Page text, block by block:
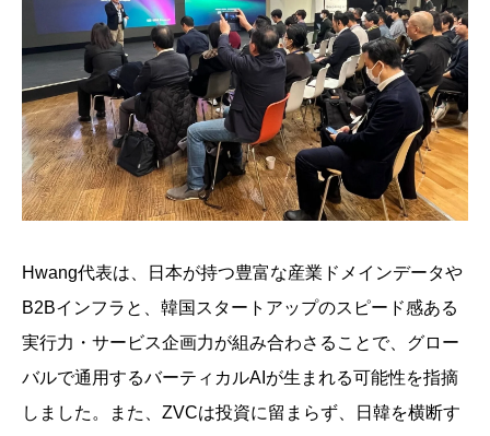
Hwang代表は、日本が持つ豊富な産業ドメインデータや
B2Bインフラと、韓国スタートアップのスピード感ある
実行力・サービス企画力が組み合わさることで、グロー
バルで通用するバーティカルAIが生まれる可能性を指摘
しました。また、ZVCは投資に留まらず、日韓を横断す